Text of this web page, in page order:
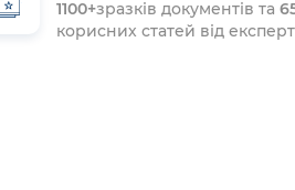
1100+зразків документів та
корисних статей від